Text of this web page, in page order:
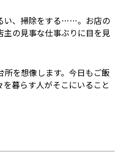
い、掃除をする……。お店の
主の見事な仕事ぶりに目を見
を想像します。今日もご飯
暮らす人がそこにいること